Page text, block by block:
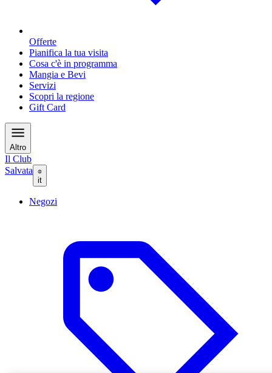
Offerte
Pianifica la tua visita
Cosa c'è in programma
Mangia e Bevi
Servizi
Scopri la regione
Gift Card
Altro
Il Club
Salvata
it
Negozi